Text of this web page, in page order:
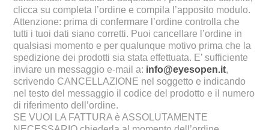
clicca su completa l’ordine e compila l’apposito modulo.
Attenzione: prima di confermare l’ordine controlla che
tutti i tuoi dati siano corretti. Puoi cancellare l’ordine in
qualsiasi momento e per qualunque motivo prima che la
spedizione dei prodotti sia stata effettuata. E’ sufficiente
inviare un messaggio e-mail a: info@eyesopen.it,
scrivendo CANCELLAZIONE nel soggetto e indicando
nel testo del messaggio il codice del prodotto e il numero
di riferimento dell’ordine.
SE VUOI LA FATTURA è ASSOLUTAMENTE